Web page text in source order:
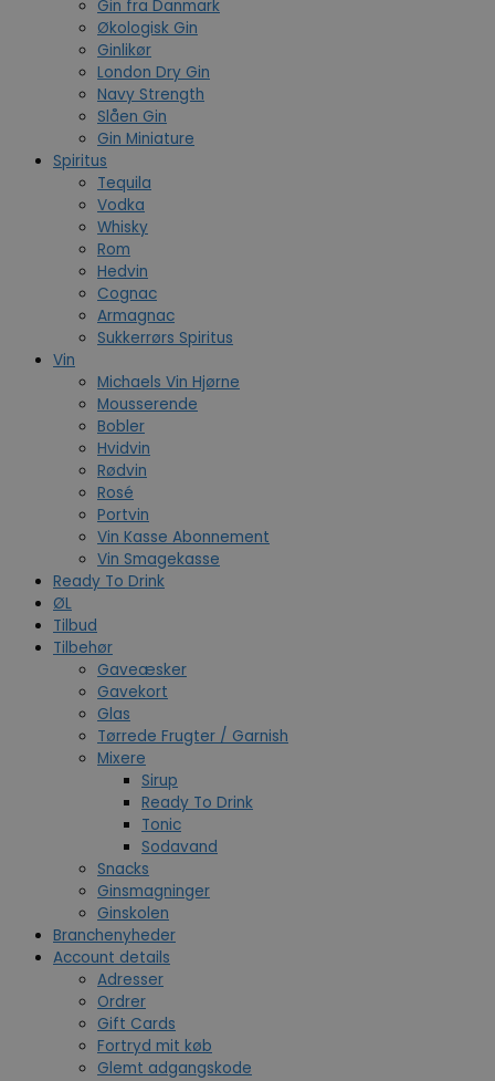
Gin fra Danmark
Økologisk Gin
Ginlikør
London Dry Gin
Navy Strength
Slåen Gin
Gin Miniature
Spiritus
Tequila
Vodka
Whisky
Rom
Hedvin
Cognac
Armagnac
Sukkerrørs Spiritus
Vin
Michaels Vin Hjørne
Mousserende
Bobler
Hvidvin
Rødvin
Rosé
Portvin
Vin Kasse Abonnement
Vin Smagekasse
Ready To Drink
ØL
Tilbud
Tilbehør
Gaveæsker
Gavekort
Glas
Tørrede Frugter / Garnish
Mixere
Sirup
Ready To Drink
Tonic
Sodavand
Snacks
Ginsmagninger
Ginskolen
Branchenyheder
Account details
Adresser
Ordrer
Gift Cards
Fortryd mit køb
Glemt adgangskode